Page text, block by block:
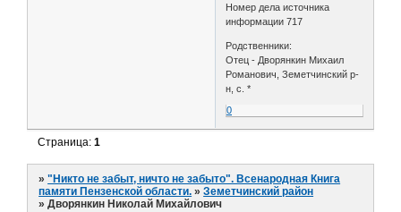
Номер дела источника
информации 717
Родственники:
Отец - Дворянкин Михаил
Романович, Земетчинский р-
н, с. *
0
Страница:1
»"Никто не забыт, ничто не забыто". Всенародная Книга
памяти Пензенской области. »Земетчинский район
»Дворянкин Николай Михайлович